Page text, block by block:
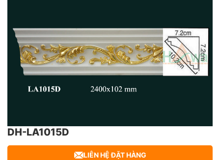
DH-LA1015D
LIÊN HỆ ĐẶT HÀNG